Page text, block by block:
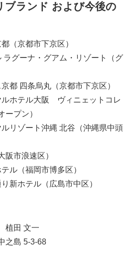
ブランド および今後の
（京都市下京区）
ラグーナ・グアム・リゾート（グ
都 四条烏丸（京都市下京区）
ルホテル大阪 ヴィニェットコレ
プン）
リゾート沖縄 北谷（沖縄県中頭
阪市浪速区）
ル（福岡市博多区）
新ホテル（広島市中区）
植田 文一
之島 5-3-68